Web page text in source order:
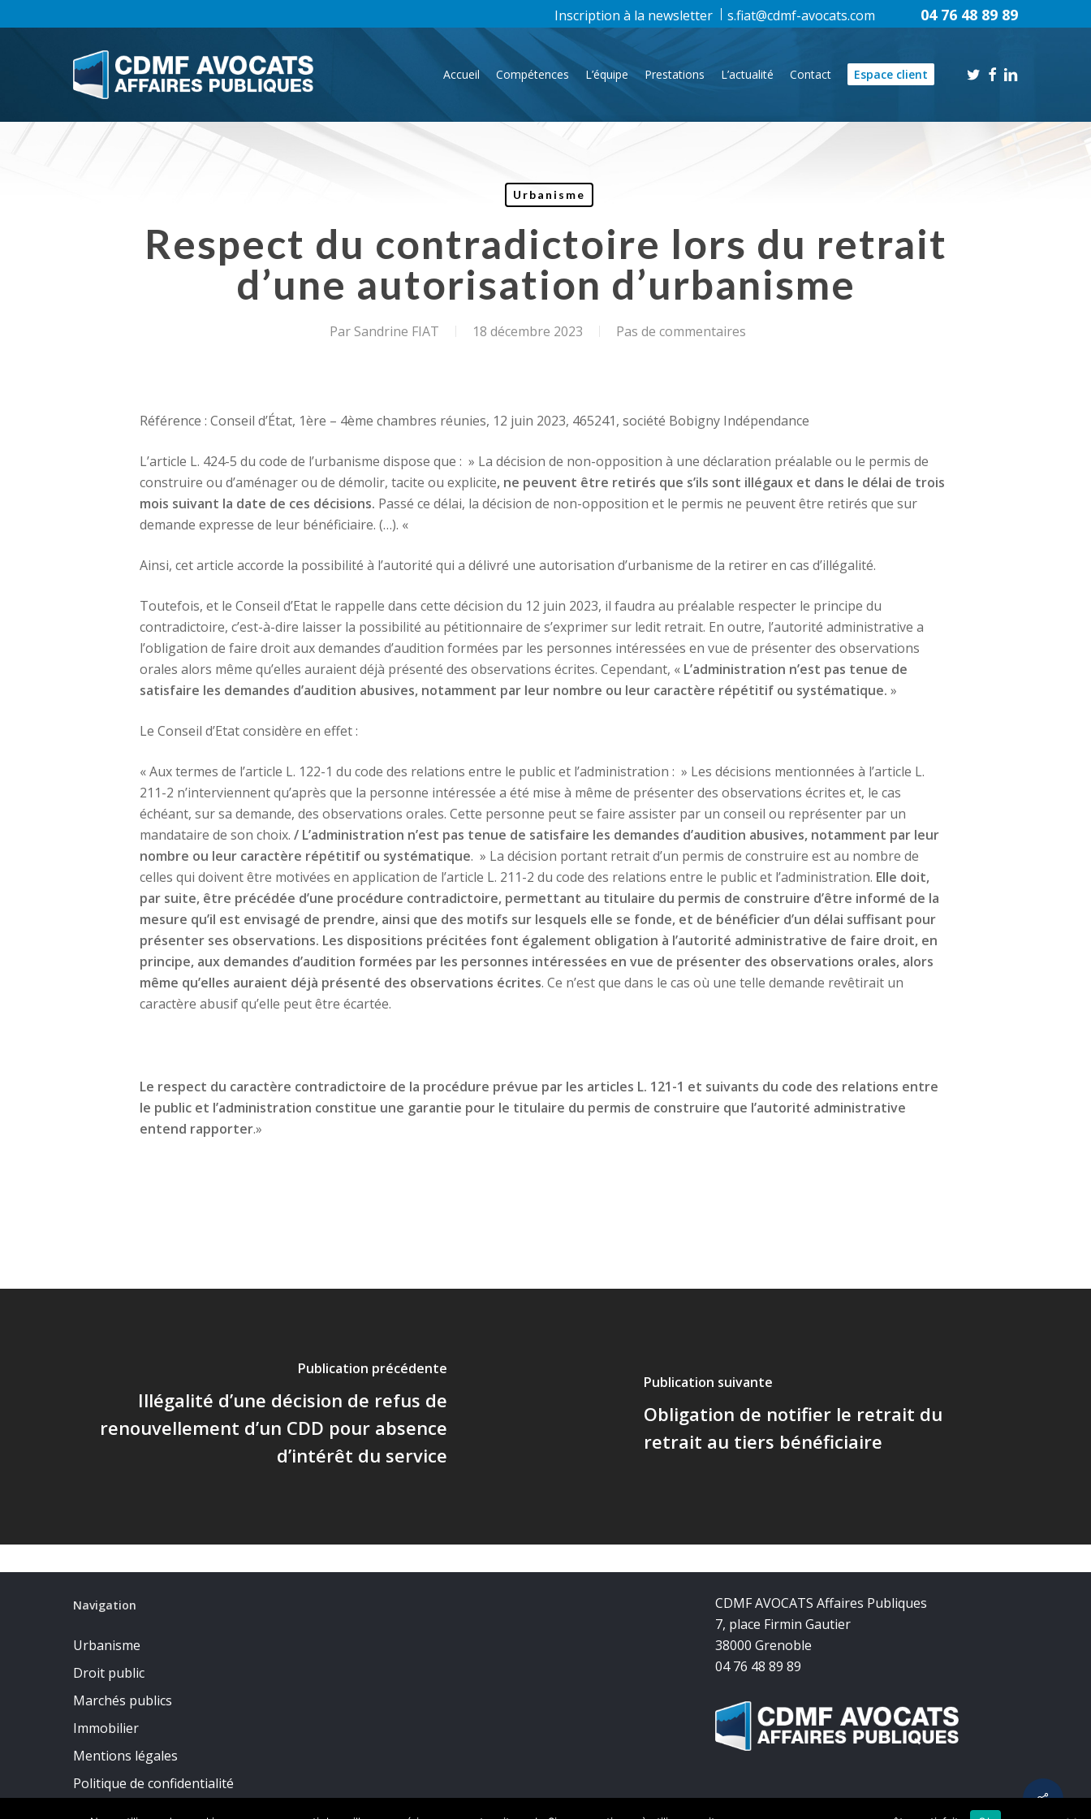
to
Accueil Compétences L’équipe Prestations L’actualité Contact Espace client twitterfacebook
linkedin
Inscription à la newsletter s.fiat@cdmf-avocats.com 04 76 48 89 89
Urbanisme
Respect du contradictoire lors du retrait
d’une autorisation d’urbanisme
ParSandrine FIAT 18 décembre 2023 Pas de commentaires
Référence : Conseil d’État, 1ère – 4ème chambres réunies, 12 juin 2023, 465241, société Bobigny Indépendance
L’article L. 424-5 du code de l’urbanisme dispose que : » La décision de non-opposition à une déclaration préalable ou le permis de
construire ou d’aménager ou de démolir, tacite ou explicite, ne peuvent être retirés que s’ils sont illégaux et dans le délai de trois
mois suivant la date de ces décisions. Passé ce délai, la décision de non-opposition et le permis ne peuvent être retirés que sur
demande expresse de leur bénéficiaire. (…). «
Ainsi, cet article accorde la possibilité à l’autorité qui a délivré une autorisation d’urbanisme de la retirer en cas d’illégalité.
Toutefois, et le Conseil d’Etat le rappelle dans cette décision du 12 juin 2023, il faudra au préalable respecter le principe du
contradictoire, c’est-à-dire laisser la possibilité au pétitionnaire de s’exprimer sur ledit retrait. En outre, l’autorité administrative a
l’obligation de faire droit aux demandes d’audition formées par les personnes intéressées en vue de présenter des observations
orales alors même qu’elles auraient déjà présenté des observations écrites. Cependant, « L’administration n’est pas tenue de
satisfaire les demandes d’audition abusives, notamment par leur nombre ou leur caractère répétitif ou systématique. »
Le Conseil d’Etat considère en effet :
« Aux termes de l’article L. 122-1 du code des relations entre le public et l’administration : » Les décisions mentionnées à l’article L.
211-2 n’interviennent qu’après que la personne intéressée a été mise à même de présenter des observations écrites et, le cas
échéant, sur sa demande, des observations orales. Cette personne peut se faire assister par un conseil ou représenter par un
mandataire de son choix. / L’administration n’est pas tenue de satisfaire les demandes d’audition abusives, notamment par leur
nombre ou leur caractère répétitif ou systématique. » La décision portant retrait d’un permis de construire est au nombre de
celles qui doivent être motivées en application de l’article L. 211-2 du code des relations entre le public et l’administration. Elle doit,
par suite, être précédée d’une procédure contradictoire, permettant au titulaire du permis de construire d’être informé de la
mesure qu’il est envisagé de prendre, ainsi que des motifs sur lesquels elle se fonde, et de bénéficier d’un délai suffisant pour
présenter ses observations. Les dispositions précitées font également obligation à l’autorité administrative de faire droit, en
principe, aux demandes d’audition formées par les personnes intéressées en vue de présenter des observations orales, alors
même qu’elles auraient déjà présenté des observations écrites. Ce n’est que dans le cas où une telle demande revêtirait un
caractère abusif qu’elle peut être écartée.
Le respect du caractère contradictoire de la procédure prévue par les articles L. 121-1 et suivants du code des relations entre
le public et l’administration constitue une garantie pour le titulaire du permis de construire que l’autorité administrative
entend rapporter.»
Publication précédente
Illégalité d’une décision de refus de
renouvellement d’un CDD pour absence
d’intérêt du service
Publication suivante
Obligation de notifier le retrait du
retrait au tiers bénéficiaire
Share
Navigation
Urbanisme
Droit public
Marchés publics
Immobilier
Mentions légales
Politique de confidentialité
CDMF AVOCATS Affaires Publiques
7, place Firmin Gautier
38000 Grenoble
04 76 48 89 89